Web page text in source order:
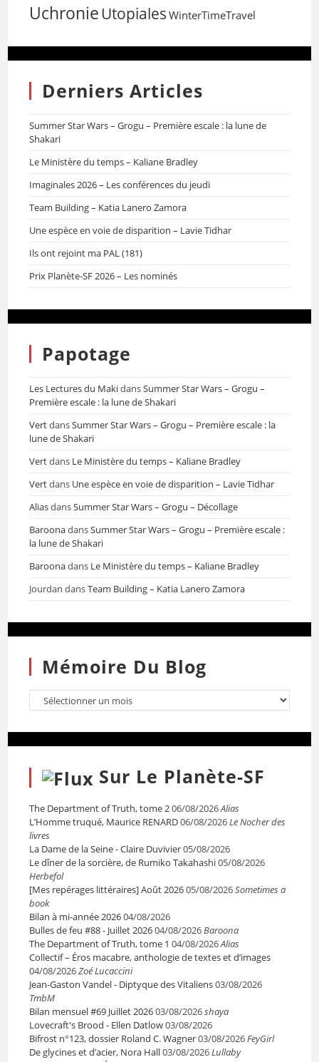
Uchronie Utopiales WinterTimeTravel
Derniers Articles
Summer Star Wars – Grogu – Première escale : la lune de
Shakari
Le Ministère du temps – Kaliane Bradley
Imaginales 2026 – Les conférences du jeudi
Team Building – Katia Lanero Zamora
Une espèce en voie de disparition – Lavie Tidhar
Ils ont rejoint ma PAL (181)
Prix Planète-SF 2026 – Les nominés
Papotage
Les Lectures du MakidansSummer Star Wars – Grogu –
Première escale : la lune de Shakari
VertdansSummer Star Wars – Grogu – Première escale : la
lune de Shakari
Vertdans Le Ministère du temps – Kaliane Bradley
Vertdans Une espèce en voie de disparition – Lavie Tidhar
AliasdansSummer Star Wars – Grogu – Décollage
BaroonadansSummer Star Wars – Grogu – Première escale :
la lune de Shakari
Baroonadans Le Ministère du temps – Kaliane Bradley
Jourdan dansTeam Building – Katia Lanero Zamora
Mémoire Du Blog
Sur Le Planète-SF
The Department of Truth, tome 206/08/2026Alias
L’Homme truqué, Maurice RENARD06/08/2026Le Nocher des
livres
La Dame de la Seine - Claire Duvivier05/08/2026
Le dîner de la sorcière, de Rumiko Takahashi05/08/2026
Herbefol
[Mes repérages littéraires] Août 202605/08/2026Sometimes a
book
Bilan à mi-année 202604/08/2026
Bulles de feu #88 - Juillet 202604/08/2026Baroona
The Department of Truth, tome 1 04/08/2026Alias
Collectif – Éros macabre, anthologie de textes et d’images
04/08/2026Zoé Lucaccini
Jean-Gaston Vandel - Diptyque des Vitaliens03/08/2026
TmbM
Bilan mensuel #69 Juillet 202603/08/2026shaya
Lovecraft's Brood - Ellen Datlow03/08/2026
Bifrost n°123, dossier Roland C. Wagner03/08/2026FeyGirl
De glycines et d’acier, Nora Hall03/08/2026Lullaby